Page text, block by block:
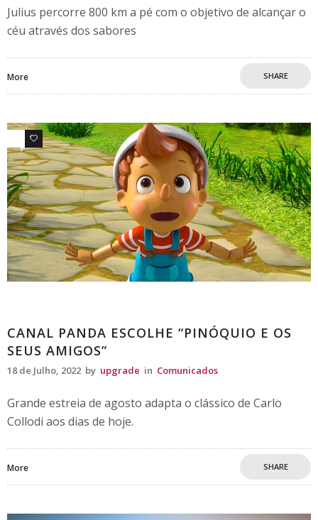
Julius percorre 800 km a pé com o objetivo de alcançar o
céu através dos sabores
More SHARE
0
CANAL PANDA ESCOLHE “PINÓQUIO E OS
SEUS AMIGOS”
18 de Julho, 2022 by upgrade in Comunicados
Grande estreia de agosto adapta o clássico de Carlo
Collodi aos dias de hoje.
More SHARE